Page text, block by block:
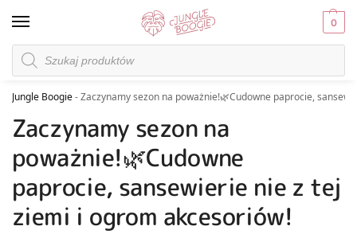
0
Jungle Boogie-Zaczynamy sezon na poważnie!🌿Cudowne paprocie,
Zaczynamy sezon na
poważnie!🌿Cudowne
paprocie, sansewierie nie z tej
ziemi i ogrom akcesoriów!